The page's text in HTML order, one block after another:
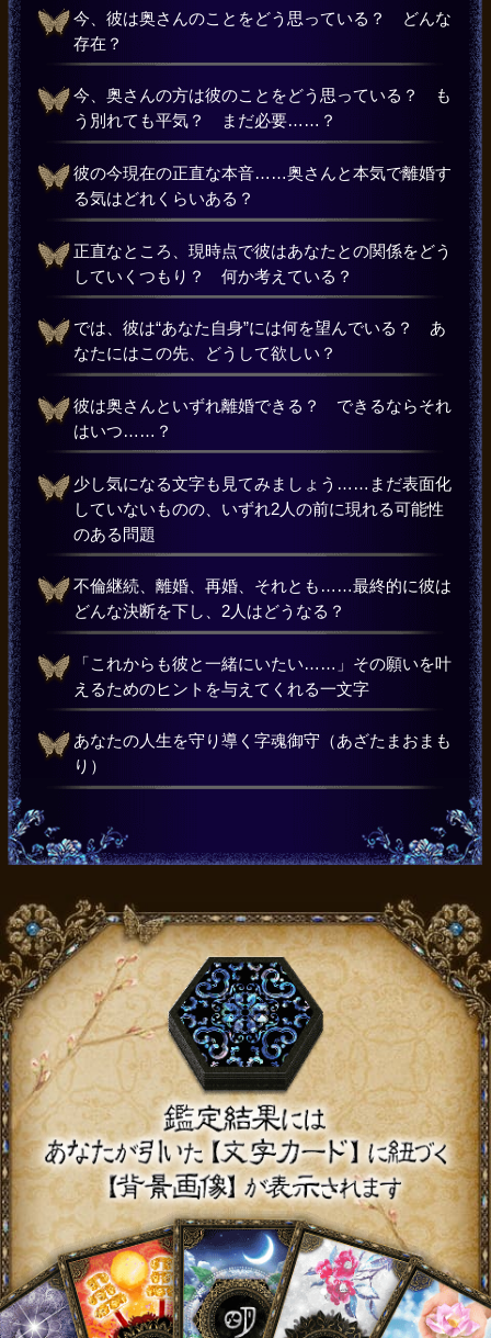
今、彼は奥さんのことをどう思っている？ どんな
存在？
今、奥さんの方は彼のことをどう思っている？ も
う別れても平気？ まだ必要……？
彼の今現在の正直な本音……奥さんと本気で離婚す
る気はどれくらいある？
正直なところ、現時点で彼はあなたとの関係をどう
していくつもり？ 何か考えている？
では、彼は“あなた自身”には何を望んでいる？ あ
なたにはこの先、どうして欲しい？
彼は奥さんといずれ離婚できる？ できるならそれ
はいつ……？
少し気になる文字も見てみましょう……まだ表面化
していないものの、いずれ2人の前に現れる可能性
のある問題
不倫継続、離婚、再婚、それとも……最終的に彼は
どんな決断を下し、2人はどうなる？
「これからも彼と一緒にいたい……」その願いを叶
えるためのヒントを与えてくれる一文字
あなたの人生を守り導く字魂御守（あざたまおまも
り）